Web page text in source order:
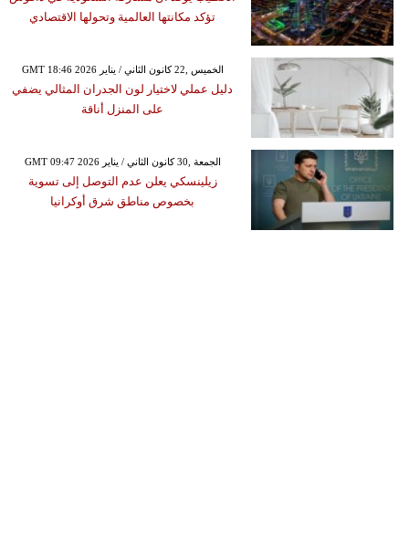
تؤكد مكانتها العالمية وتحولها الاقتصادي
GMT 18:46 2026 الخميس ,22 كانون الثاني / يناير
دليل عملي لاختيار لون الجدران المثالي يضفي
على المنزل أناقة
GMT 09:47 2026 الجمعة ,30 كانون الثاني / يناير
زيلينسكي يعلن عدم التوصل إلى تسوية
بخصوص مناطق شرق أوكرانيا